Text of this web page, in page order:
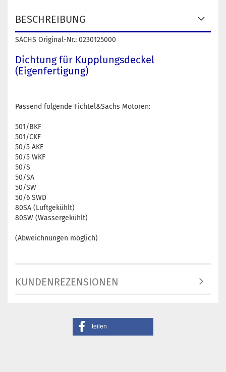
BESCHREIBUNG
SACHS Original-Nr.: 0230125000
Dichtung für Kupplungsdeckel
(Eigenfertigung)
Passend folgende Fichtel&Sachs Motoren:
501/BKF
501/CKF
50/5 AKF
50/5 WKF
50/S
50/SA
50/SW
50/6 SWD
80SA (Luftgekühlt)
80SW (Wassergekühlt)
(Abweichnungen möglich)
KUNDENREZENSIONEN
teilen